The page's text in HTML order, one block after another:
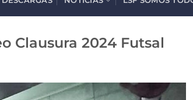
Clausura 2024 Futsal